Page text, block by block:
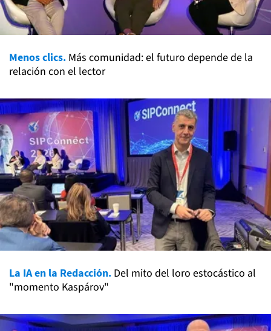
Menos clics. Más comunidad: el futuro depende de la
relación con el lector
La IA en la Redacción. Del mito del loro estocástico al
"momento Kaspárov"